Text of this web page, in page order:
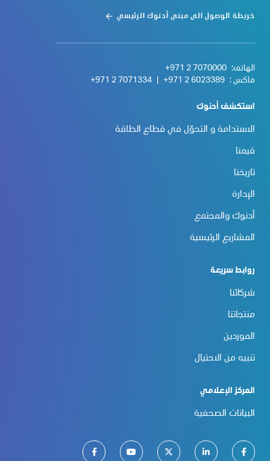
خريطة الوصول الى مبنى أدنوك الرئيسي
الهاتف: +971 2 7070000
فاكس : +971 2 6023389
+971 2 7071334
استكشف أدنوك
الاستدامة و التحوّل في قطاع الطاقة
قيمنا
تاريخنا
الإدارة
أدنوك والمجتمع
المشاريع الرئيسية
روابط سريعة
شركائنا
منتجاتنا
الموردين
تنبيه من الاحتيال
المركز الإعلامي
البيانات الصحفية